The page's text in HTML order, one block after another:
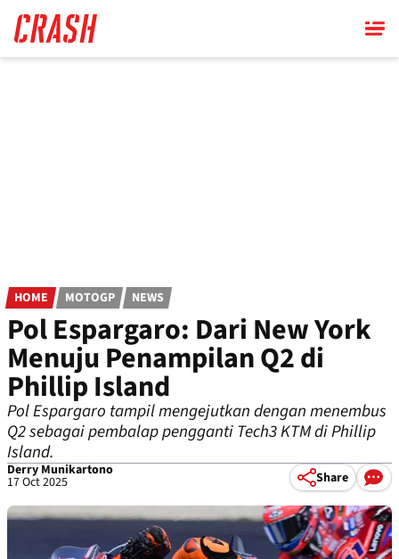
main
content
HOME MOTOGP NEWS
Pol Espargaro: Dari New York
Menuju Penampilan Q2 di
Phillip Island
Pol Espargaro tampil mengejutkan dengan menembus
Q2 sebagai pembalap pengganti Tech3 KTM di Phillip
Island.
Derry Munikartono
17 Oct 2025 Share